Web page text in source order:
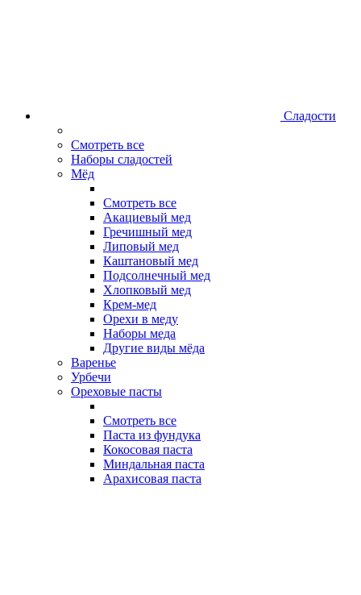
Сладости
Смотреть все
Наборы сладостей
Мёд
Смотреть все
Акациевый мед
Гречишный мед
Липовый мед
Каштановый мед
Подсолнечный мед
Хлопковый мед
Крем-мед
Орехи в меду
Наборы меда
Другие виды мёда
Варенье
Урбечи
Ореховые пасты
Смотреть все
Паста из фундука
Кокосовая паста
Миндальная паста
Арахисовая паста